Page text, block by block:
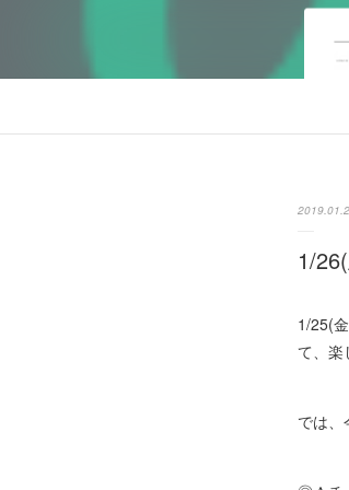
1/
1/25(
て、楽
では、